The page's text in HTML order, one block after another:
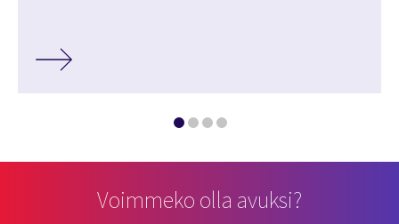
Voimmeko olla avuksi?